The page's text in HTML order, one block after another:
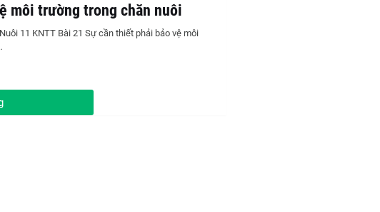
môi trường trong chăn nuôi
11 KNTT Bài 21 Sự cần thiết phải bảo vệ môi